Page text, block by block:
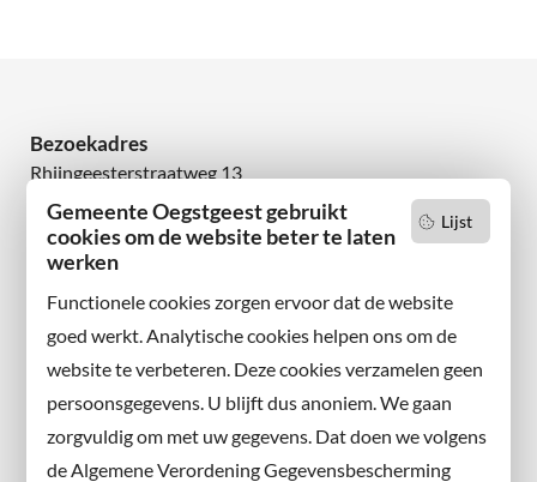
Lijst
Gemeente Oegstgeest gebruikt
cookies om de website beter te laten
werken
Functionele cookies zorgen ervoor dat de website
goed werkt. Analytische cookies helpen ons om de
website te verbeteren. Deze cookies verzamelen geen
persoonsgegevens. U blijft dus anoniem. We gaan
zorgvuldig om met uw gegevens. Dat doen we volgens
de Algemene Verordening Gegevensbescherming
Bezoekadres
Rhijngeesterstraatweg 13
2342 AN Oegstgeest
Wilt u niets missen?
en volg ons ook op sociale media.
Facebook
X
Instagram